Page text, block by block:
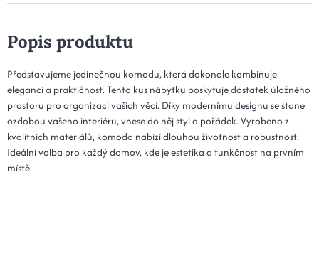
Popis produktu
Představujeme jedinečnou komodu, která dokonale kombinuje
eleganci a praktičnost. Tento kus nábytku poskytuje dostatek úložného
prostoru pro organizaci vašich věcí. Díky modernímu designu se stane
ozdobou vašeho interiéru, vnese do něj styl a pořádek. Vyrobeno z
kvalitních materiálů, komoda nabízí dlouhou životnost a robustnost.
Ideální volba pro každý domov, kde je estetika a funkčnost na prvním
místě.